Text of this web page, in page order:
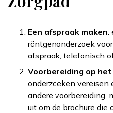
Een afspraak maken:
röntgenonderzoek
afspraak, telefonisch
Voorbereiding op
onderzoeken vereisen
andere voorbereiding,
uit om de brochure die